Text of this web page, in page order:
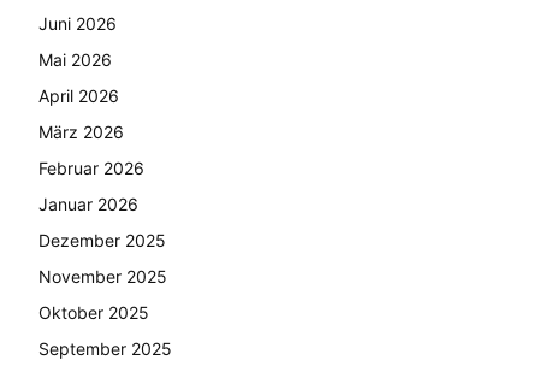
Juni 2026
Mai 2026
April 2026
März 2026
Februar 2026
Januar 2026
Dezember 2025
November 2025
Oktober 2025
September 2025